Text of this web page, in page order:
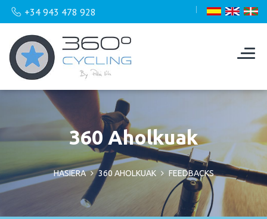
+34 943 478 928
360 Aholkuak
HASIERA 360 AHOLKUAK FEEDBACKS